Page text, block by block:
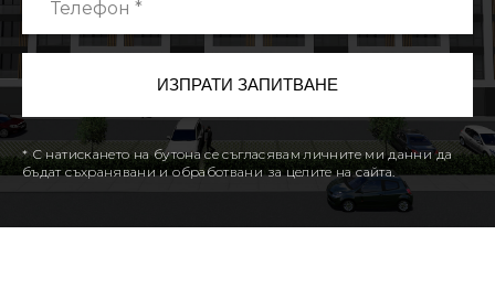
* С натискането на бутона се съгласявам личните ми данни да
бъдат съхранявани и обработвани за целите на сайта.